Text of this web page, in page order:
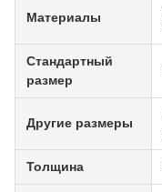
Материалы
Стандартный
размер
Другие размеры
Толщина